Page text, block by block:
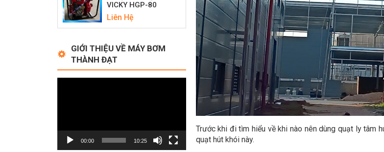
VICKY HGP-80
Liên Hệ
GIỚI THIỆU VỀ MÁY BƠM
THÀNH ĐẠT
00:00 10:25
Trước khi đi tìm hiểu về khi nào nên dùng quạt ly tâm
quạt hút khói này.